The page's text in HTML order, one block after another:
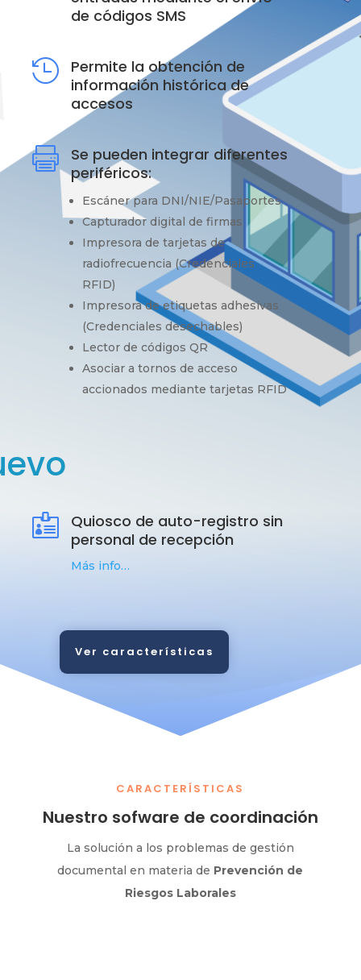
de códigos SMS

Permite la obtención de
información histórica de
accesos

Se pueden integrar diferentes
periféricos:
Escáner para DNI/NIE/Pasaportes
Capturador digital de firmas
Impresora de tarjetas de
radiofrecuencia (Credenciales
RFID)
Impresora de etiquetas adhesivas
(Credenciales desechables)
Lector de códigos QR
Asociar a tornos de acceso
accionados mediante tarjetas RFID

Quiosco de auto-registro sin
personal de recepción
Más info…
Ver características
CARACTERÍSTICAS
Nuestro sofware de coordinación
La solución a los problemas de gestión
documental en materia de Prevención de
Riesgos Laborales